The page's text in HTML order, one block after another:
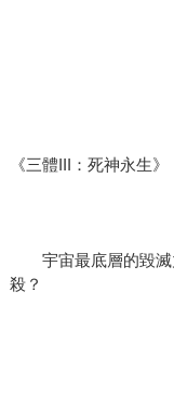
《三體III：死神永生》
宇宙最底層的毀滅
殺？